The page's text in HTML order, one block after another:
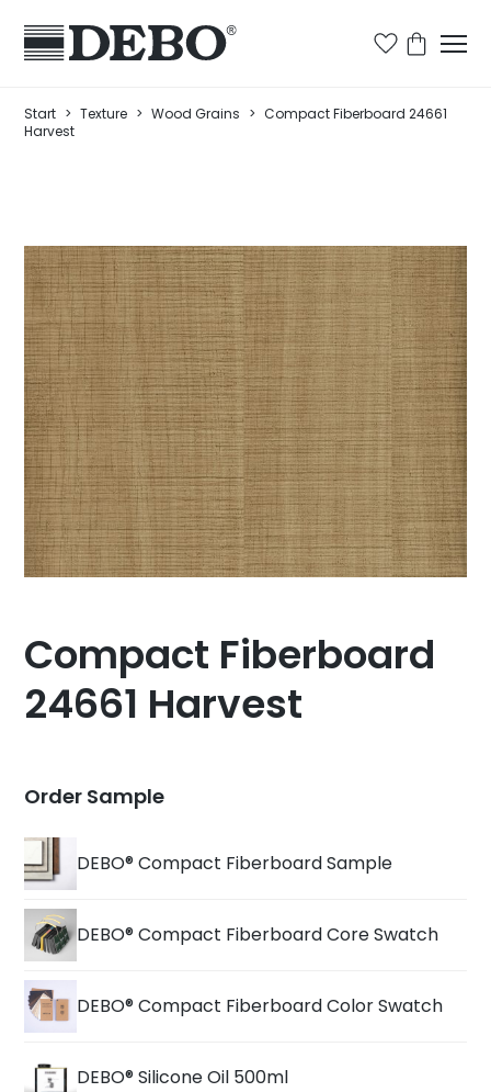
Start > Texture > Wood Grains > Compact Fiberboard 24661
Harvest
Compact Fiberboard
24661 Harvest
Order Sample
DEBO® Compact Fiberboard Sample
DEBO® Compact Fiberboard Core Swatch
DEBO® Compact Fiberboard Color Swatch
DEBO® Silicone Oil 500ml